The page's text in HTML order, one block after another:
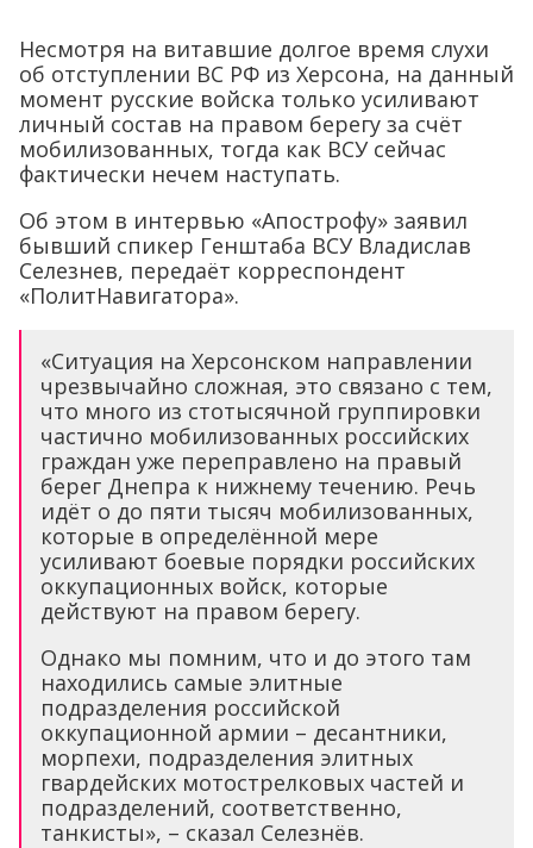
Несмотря на витавшие долгое время слухи
об отступлении ВС РФ из Херсона, на данный
момент русские войска только усиливают
личный состав на правом берегу за счёт
мобилизованных, тогда как ВСУ сейчас
фактически нечем наступать.
Об этом в интервью «Апострофу» заявил
бывший спикер Генштаба ВСУ Владислав
Селезнев, передаёт корреспондент
«ПолитНавигатора».
«Ситуация на Херсонском направлении
чрезвычайно сложная, это связано с тем,
что много из стотысячной группировки
частично мобилизованных российских
граждан уже переправлено на правый
берег Днепра к нижнему течению. Речь
идёт о до пяти тысяч мобилизованных,
которые в определённой мере
усиливают боевые порядки российских
оккупационных войск, которые
действуют на правом берегу.
Однако мы помним, что и до этого там
находились самые элитные
подразделения российской
оккупационной армии – десантники,
морпехи, подразделения элитных
гвардейских мотострелковых частей и
подразделений, соответственно,
танкисты», – сказал Селезнёв.